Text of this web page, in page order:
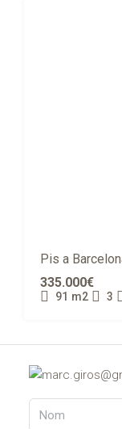
Pis a
335.000€
91 m2 3